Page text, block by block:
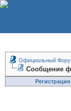
Официальный
Сообщение
Регистрация